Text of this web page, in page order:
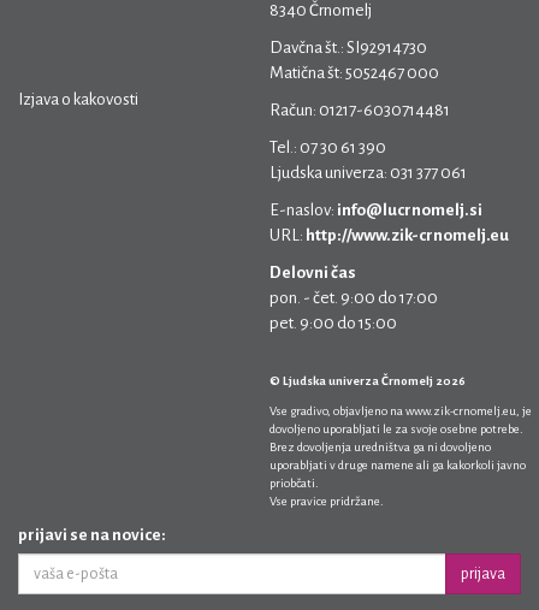
Izjava o kakovosti
8340 Črnomelj
Davčna št.: SI92914730
Matična št: 5052467 000
Račun: 01217-6030714481
Tel.: 07 30 61 390
Ljudska univerza: 031 377 061
E-naslov: info@lucrnomelj.si
URL: http://www.zik-crnomelj.eu
Delovni čas
pon. - čet. 9:00 do 17:00
pet. 9:00 do 15:00
© Ljudska univerza Črnomelj 2026
Vse gradivo, objavljeno na www.zik-crnomelj.eu , je
dovoljeno uporabljati le za svoje osebne potrebe.
Brez dovoljenja uredništva ga ni dovoljeno
uporabljati v druge namene ali ga kakorkoli javno
priobčati.
Vse pravice pridržane.
prijavi se na novice:
prijava